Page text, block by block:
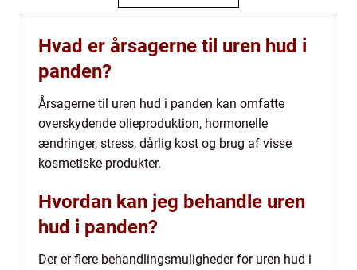
Hvad er årsagerne til uren hud i
panden?
Årsagerne til uren hud i panden kan omfatte
overskydende olieproduktion, hormonelle
ændringer, stress, dårlig kost og brug af visse
kosmetiske produkter.
Hvordan kan jeg behandle uren
hud i panden?
Der er flere behandlingsmuligheder for uren hud i